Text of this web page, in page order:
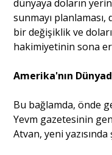
dünyaya doların
sunmayı
bir değişiklik ve
hakimiyetinin sona
Amerika'nın
Bu bağlamda, önde
Yevm gazetesinin
Atvan, yeni yazısında